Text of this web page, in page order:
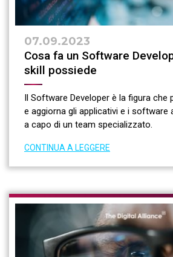
07.09.2023
Cosa fa un Software
skill possiede
Il Software Developer è la figura che
e aggiorna gli applicativi e i software
a capo di un team specializzato.
CONTINUA A LEGGERE